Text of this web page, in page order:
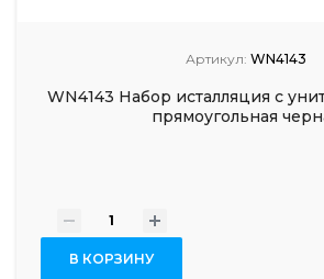
Артикул: WN4143
WN4143 Набор исталляция с
прямоугольная
- +
В КОРЗИНУ